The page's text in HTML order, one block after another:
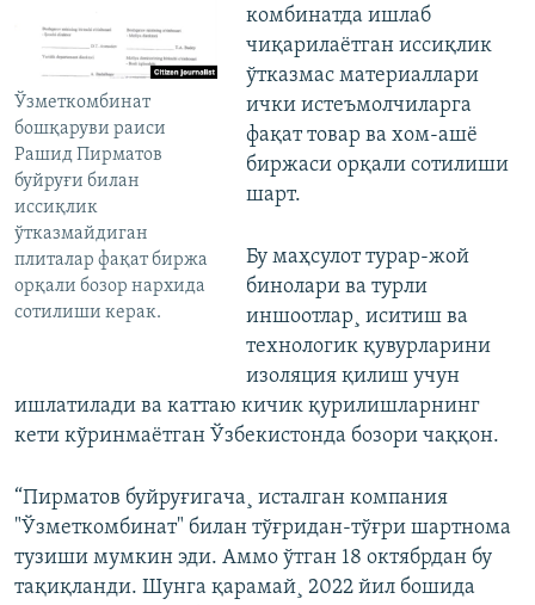
Ўзметкомбинат
бошқаруви раиси
Рашид Пирматов
буйруғи билан
иссиқлик
ўтказмайдиган
плиталар фақат биржа
орқали бозор нархида
сотилиши керак.
комбинатда ишлаб
чиқарилаëтган иссиқлик
ўтказмас материаллари
ички истеъмолчиларга
фақат товар ва хом-ашë
биржаси орқали сотилиши
шарт.
Бу маҳсулот турар-жой
бинолари ва турли
иншоотлар¸ иситиш ва
технологик қувурларини
изоляция қилиш учун
ишлатилади ва каттаю кичик қурилишларнинг
кети кўринмаëтган Ўзбекистонда бозори чаққон.
“Пирматов буйруғигача¸ исталган компания
"Ўзметкомбинат" билан тўғридан-тўғри шартнома
тузиши мумкин эди. Аммо ўтган 18 октябрдан бу
тақиқланди. Шунга қарамай¸ 2022 йил бошида